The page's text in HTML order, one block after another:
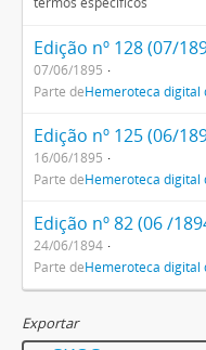
Edição nº 128 (07/
07/06/1895
Parte deHemeroteca digital
Edição nº 125 (06/
16/06/1895
Parte deHemeroteca digital
Edição nº 82 (06 /
24/06/1894
Parte deHemeroteca digital
Exportar